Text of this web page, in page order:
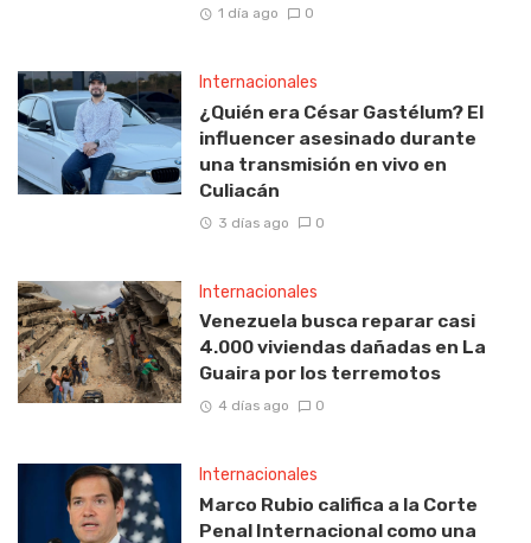
1 día ago 0
Internacionales
¿Quién era César Gastélum? El
influencer asesinado durante
una transmisión en vivo en
Culiacán
3 días ago 0
Internacionales
Venezuela busca reparar casi
4.000 viviendas dañadas en La
Guaira por los terremotos
4 días ago 0
Internacionales
Marco Rubio califica a la Corte
Penal Internacional como una